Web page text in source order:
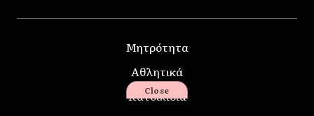
Μητρότητα
Αθλητικά
Κατοικίδια
Close